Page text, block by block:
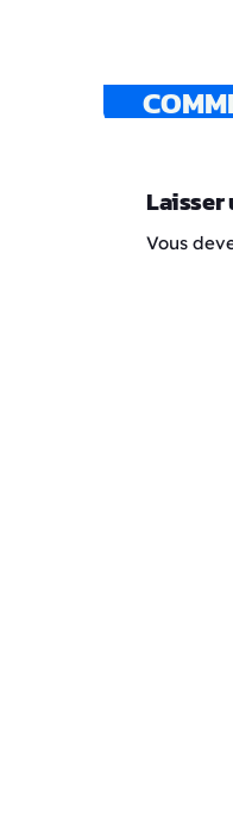
Laisser
Vous